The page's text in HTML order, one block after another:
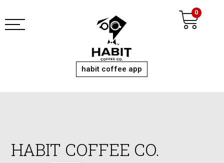
στο
περιεχόμενο
habit coffee app
0
HABIT COFFEE CO.